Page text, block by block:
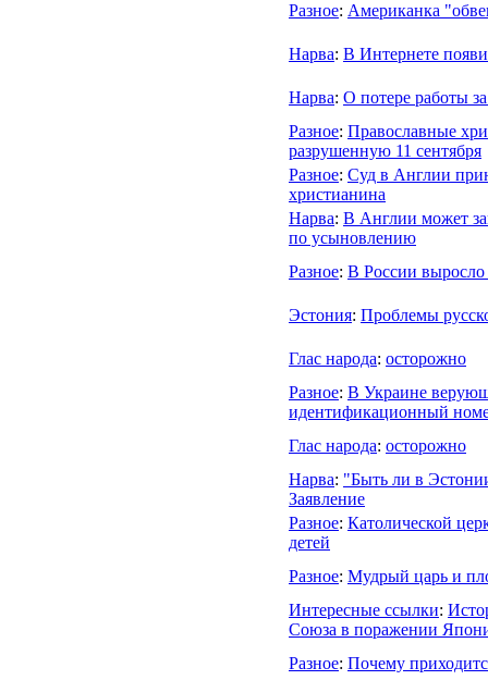
Разное: Американка
Нарва: В Интернете
Нарва: О потере работы
Разное: Православные
разрушенную 11 сентября
Разное: Суд в Англии
христианина
Нарва: В Англии может
по усыновлению
Разное: В России выросло
Эстония: Проблемы
Глас народа: осторожно
Разное: В Украине
идентификационный
Глас народа: осторожно
Нарва: "Быть ли в
Заявление
Разное: Католической
детей
Разное: Мудрый царь и
Интересные ссылки:
Союза в поражении
Разное: Почему